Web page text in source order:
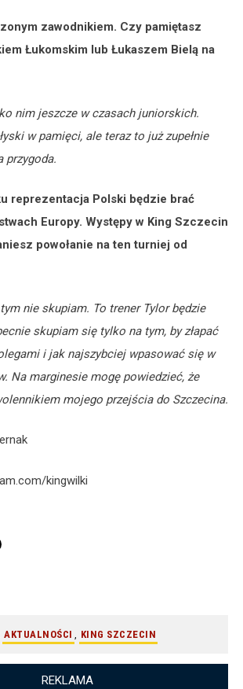
zawodnikiem. Czy pamiętasz
Łukomskim lub Łukaszem Bielą na
nim jeszcze w czasach juniorskich.
w pamięci, ale teraz to już zupełnie
przygoda.
reprezentacja Polski będzie brać
Europy. Występy w King Szczecin
powołanie na ten turniej od
nie skupiam. To trener Tylor będzie
skupiam się tylko na tym, by złapać
i jak najszybciej wpasować się w
Na marginesie mogę powiedzieć, że
mojego przejścia do Szczecina.
kingwilki
AKTUALNOŚCI , KING SZCZECIN
REKLAMA